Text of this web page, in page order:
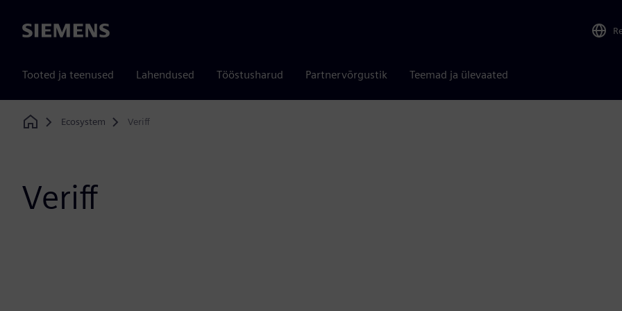
Siemens
Tooted ja teenused Lahendused Tööstusharud Partnervõrgustik Teemad ja ülevaated
Home
Ecosystem Veriff
Veriff